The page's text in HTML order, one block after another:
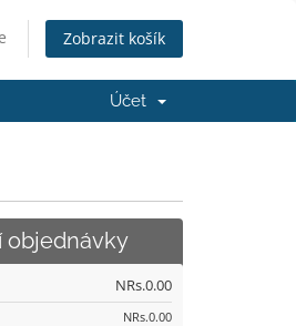
Zobrazit košík
Účet
objednávky
NRs.0.00
NRs.0.00